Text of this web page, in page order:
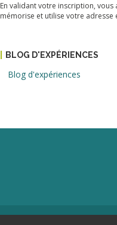
En validant votre inscription,
mémorise et utilise votre
BLOG D'EXPÉRIENCES
Blog d'expériences